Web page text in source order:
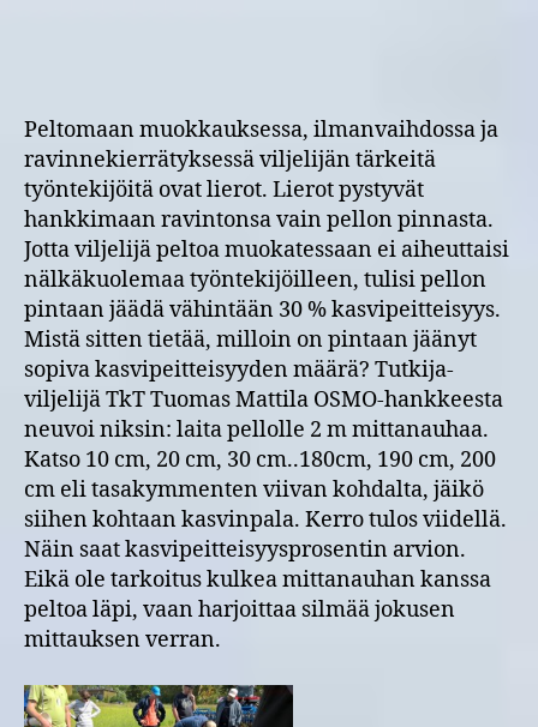
Peltomaan muokkauksessa, ilmanvaihdossa ja
ravinnekierrätyksessä viljelijän tärkeitä
työntekijöitä ovat lierot. Lierot pystyvät
hankkimaan ravintonsa vain pellon pinnasta.
Jotta viljelijä peltoa muokatessaan ei aiheuttaisi
nälkäkuolemaa työntekijöilleen, tulisi pellon
pintaan jäädä vähintään 30 % kasvipeitteisyys.
Mistä sitten tietää, milloin on pintaan jäänyt
sopiva kasvipeitteisyyden määrä? Tutkija-
viljelijä TkT Tuomas Mattila OSMO-hankkeesta
neuvoi niksin: laita pellolle 2 m mittanauhaa.
Katso 10 cm, 20 cm, 30 cm..180cm, 190 cm, 200
cm eli tasakymmenten viivan kohdalta, jäikö
siihen kohtaan kasvinpala. Kerro tulos viidellä.
Näin saat kasvipeitteisyysprosentin arvion.
Eikä ole tarkoitus kulkea mittanauhan kanssa
peltoa läpi, vaan harjoittaa silmää jokusen
mittauksen verran.